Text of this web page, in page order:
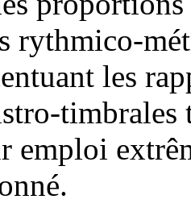
rythmico-
les
timbrales
emploi